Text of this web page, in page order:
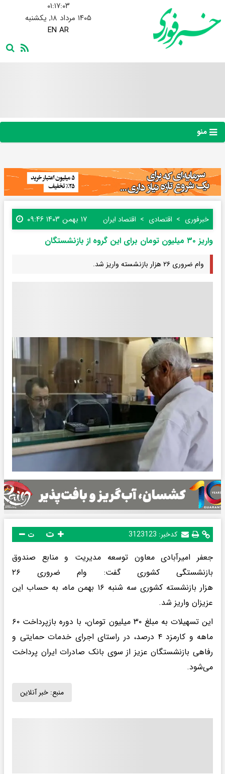
۰۱:۱۷:۰۴
۱۴۰۵ مرداد ۱۸, یکشنبه
EN AR
منو
خبرفوری اقتصادی اقتصاد ایران ۱۷ بهمن ۱۴۰۳ ۰۹:۴۶
واریز ۳۰ میلیون تومان برای این گروه از بازنشستگان
وام ضروری ۲۶ هزار بازنشسته واریز شد.
کدخبر: 3123123 ت
جعفر امیرآبادی معاون توسعه مدیریت و منابع صندوق
بازنشستگی کشوری گفت: وام ضروری ۲۶
هزار بازنشسته کشوری سه شنبه ۱۶ بهمن ماه، به حساب این
عزیزان واریز شد.
این تسهیلات به مبلغ ۳۰ میلیون تومان، با دوره بازپرداخت ۶۰
ماهه و کارمزد ۴ درصد، در راستای اجرای خدمات حمایتی و
رفاهی بازنشستگان عزیز از سوی بانک صادرات ایران پرداخت
می‌شود.
منبع: خبر آنلاین